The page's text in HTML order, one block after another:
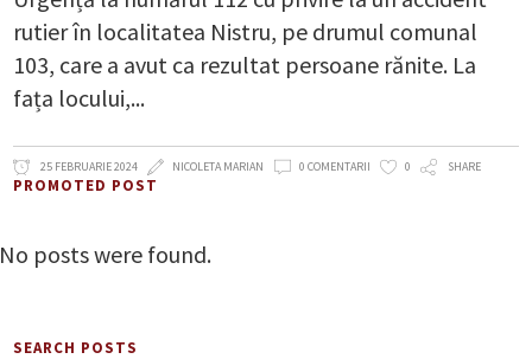
rutier în localitatea Nistru, pe drumul comunal
103, care a avut ca rezultat persoane rănite. La
fața locului,
25 FEBRUARIE 2024 NICOLETA MARIAN 0 COMENTARII 0 SHARE
PROMOTED POST
No posts were found.
SEARCH POSTS